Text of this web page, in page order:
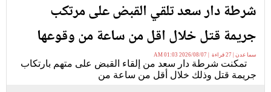
شرطة دار سعد تلقي القبض على مرتكب
جريمة قتل خلال اقل من ساعة من وقوعها
سما عدن | 27 قراءة | 2026/08/07 01:03 AM
تمكنت شرطة دار سعد من إلقاء القبض على متهم بارتكاب
جريمة قتل وذلك خلال أقل من ساعة من